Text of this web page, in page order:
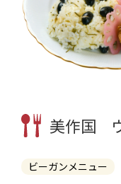
美作国
ビーガンメニュー